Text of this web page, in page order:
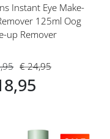
Instant Eye Make-
125ml Oog
up Remover
€ 24,95